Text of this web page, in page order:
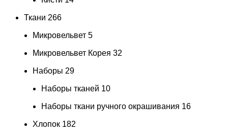
Ткани 266
Микровельвет 5
Микровельвет Корея 32
Наборы 29
Наборы тканей 10
Наборы ткани ручного окрашивания 16
Хлопок 182